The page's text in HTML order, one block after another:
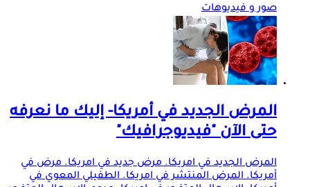
صور و فيديوهات
المرض الجديد في أمريكا- إليك ما نعرفه
حتى الآن "فيديوجرافيك"
المرض الجديد في امريكا. مرض جديد في امريكا. مرض في
أمريكا. المرض المنتشر في امريكا. الطفيلي المعوي في